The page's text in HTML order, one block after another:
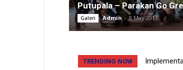
Putupala – Parakan Go
Galeri Admin - 8 May 2013
TRENDING NOW Pelatihan